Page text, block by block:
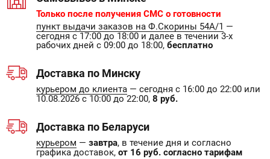
Только после получения СМС о готовности
пункт выдачи заказов на Ф.Скорины 54А/1 —
сегодня с 17:00 до 18:00 и далее в течении 3-х
рабочих дней с 09:00 до 18:00, бесплатно
Доставка по Минску
курьером до клиента — сегодня с 16:00 до 22:00 или
10.08.2026 с 10:00 до 22:00, 8 руб.
Доставка по Беларуси
курьером — завтра, в течение дня и согласно
графика доставок, от 16 руб. согласно тарифам